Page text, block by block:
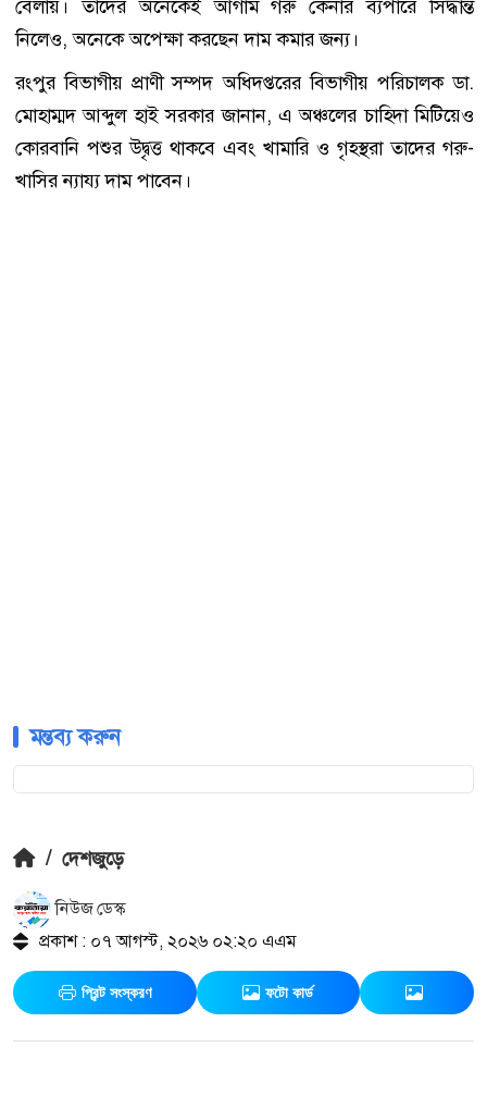
বেলায়। তাদের অনেকেই আগাম গরু কেনার ব্যপারে সিদ্ধান্ত
নিলেও, অনেকে অপেক্ষা করছেন দাম কমার জন্য।
রংপুর বিভাগীয় প্রাণী সম্পদ অধিদপ্তরের বিভাগীয় পরিচালক ডা.
মোহাম্মদ আব্দুল হাই সরকার জানান, এ অঞ্চলের চাহিদা মিটিয়েও
কোরবানি পশুর উদ্বৃত্ত থাকবে এবং খামারি ও গৃহস্থরা তাদের গরু-
খাসির ন্যায্য দাম পাবেন।
মন্তব্য করুন
/ দেশজুড়ে
নিউজ ডেস্ক
প্রকাশ : ০৭ আগস্ট, ২০২৬ ০২:২০ এএম
প্রিন্ট সংস্করণ ফটো কার্ড